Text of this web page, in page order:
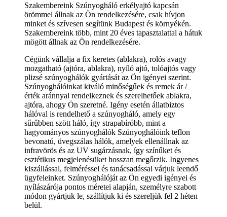
Szakembereink Szúnyogháló erkélyajtó kapcsán
örömmel állnak az Ön rendelkezésére, csak hívjon
minket és szívesen segítünk Budapest és környékén.
Szakembereink több, mint 20 éves tapasztalattal a hátuk
mögött állnak az Ön rendelkezésére.
Cégünk vállalja a fix keretes (ablakra), rolós avagy
mozgatható (ajtóra, ablakra), nyíló ajtó, tolóajtós vagy
plizsé szúnyoghálók gyártását az Ön igényei szerint.
Szúnyoghálóinkat kiváló minőségűek és remek ár /
érték aránnyal rendelkeznek és szerelhetőek ablakra,
ajtóra, ahogy Ön szeretné. Igény esetén állatbiztos
hálóval is rendelhető a szúnyogháló, amely egy
sűrűbben szött háló, így strapabíróbb, mint a
hagyományos szúnyoghálók Szúnyoghálóink teflon
bevonatú, üvegszálas hálók, amelyek ellenállnak az
infravörös és az UV sugárzásnak, így színűket és
esztétikus megjelenésüket hosszan megőrzik. Ingyenes
kiszállással, felméréssel és tanácsadással várjuk leendő
ügyfeleinket. Szúnyoghálóját az Ön egyedi igényei és
nyílászárója pontos méretei alapján, személyre szabott
módon gyártjuk le, szállítjuk ki és szereljük fel 2 héten
belül.